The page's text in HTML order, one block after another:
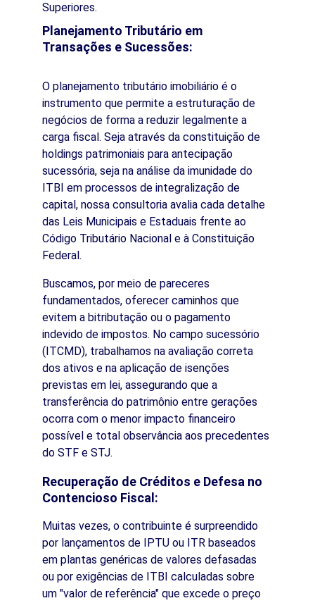
Superiores.
Planejamento Tributário em
Transações e Sucessões:
O planejamento tributário imobiliário é o
instrumento que permite a estruturação de
negócios de forma a reduzir legalmente a
carga fiscal. Seja através da constituição de
holdings patrimoniais para antecipação
sucessória, seja na análise da imunidade do
ITBI em processos de integralização de
capital, nossa consultoria avalia cada detalhe
das Leis Municipais e Estaduais frente ao
Código Tributário Nacional e à Constituição
Federal.
Buscamos, por meio de pareceres
fundamentados, oferecer caminhos que
evitem a bitributação ou o pagamento
indevido de impostos. No campo sucessório
(ITCMD), trabalhamos na avaliação correta
dos ativos e na aplicação de isenções
previstas em lei, assegurando que a
transferência do patrimônio entre gerações
ocorra com o menor impacto financeiro
possível e total observância aos precedentes
do STF e STJ.
Recuperação de Créditos e Defesa no
Contencioso Fiscal:
Muitas vezes, o contribuinte é surpreendido
por lançamentos de IPTU ou ITR baseados
em plantas genéricas de valores defasadas
ou por exigências de ITBI calculadas sobre
um "valor de referência" que excede o preço